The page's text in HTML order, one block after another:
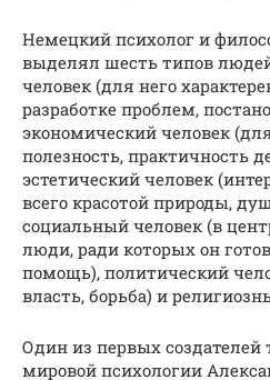
Немецкий психолог и
выделял шесть типов
человек (для него
разработке проблем,
экономический человек
полезность, практичность
эстетический человек
всего красотой природы,
социальный человек (в
люди, ради которых он
помощь), политический
власть, борьба) и
Один из первых создателей
мировой психологии